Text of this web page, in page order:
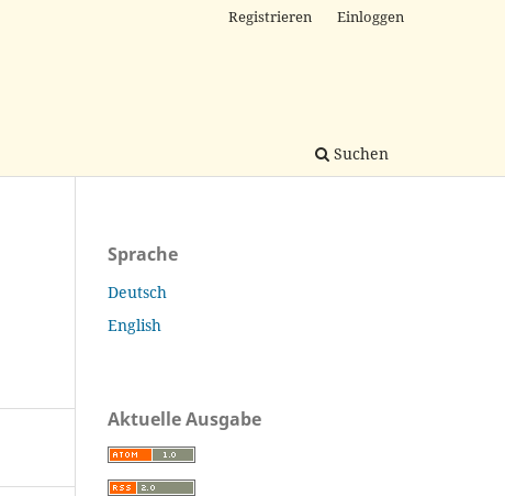
Suchen
Registrieren Einloggen
Sprache
Deutsch
English
Aktuelle Ausgabe